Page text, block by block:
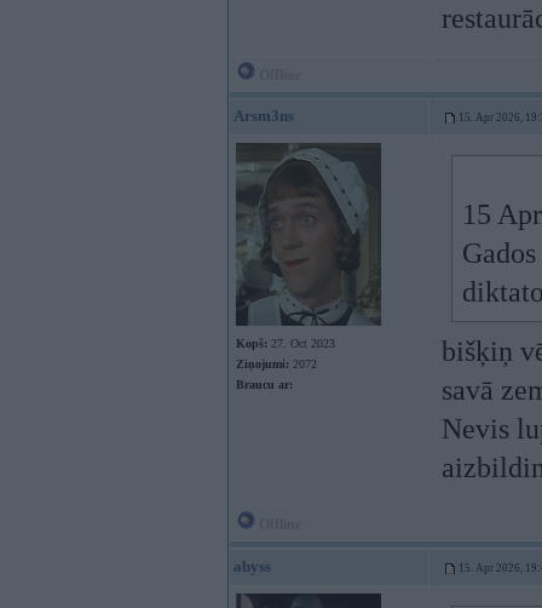
Arsm3ns 15. Apr 2026,
Kopš: 27. Oct 2023
Ziņojumi: 2072
Braucu ar:
15
bišķiņ
savā
Nevis
abyss 15. Apr 2026,